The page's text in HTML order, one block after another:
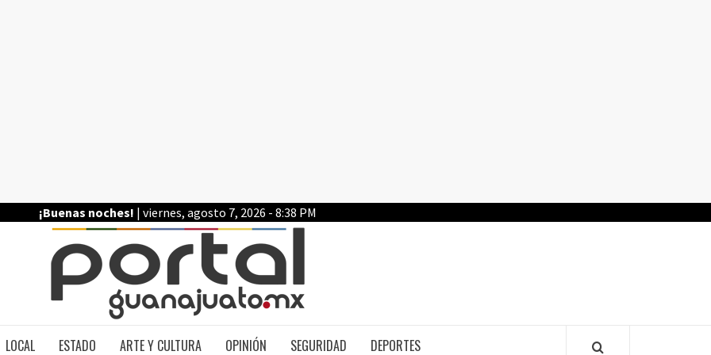
¡Buenas noches! | viernes, agosto 7, 2026 - 8:38 PM
LOCAL ESTADO ARTE Y CULTURA OPINIÓN SEGURIDAD DEPORTES